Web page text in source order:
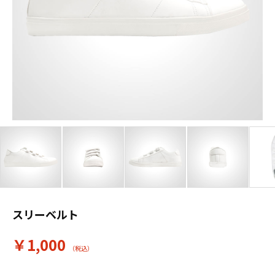
スリーベルト
￥1,000